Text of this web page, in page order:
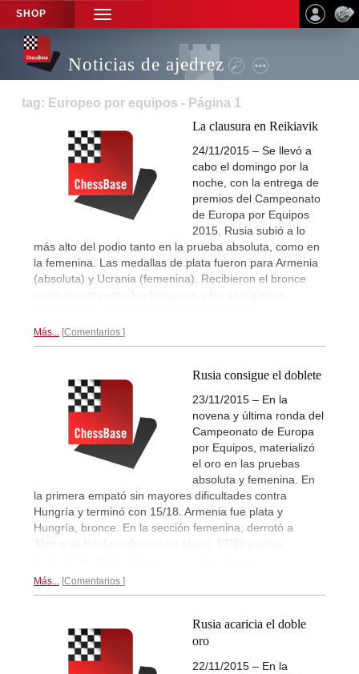
SHOP
TOGGLE
NAVIGATION
Noticias de ajedrez
tag: Europeo por equipos - Página 1
La clausura en Reikiavik
24/11/2015 – Se llevó a
cabo el domingo por la
noche, con la entrega de
premios del Campeonato
de Europa por Equipos
2015. Rusia subió a lo
más alto del podio tanto en la prueba absoluta, como en
la femenina. Las medallas de plata fueron para Armenia
(absoluta) y Ucrania (femenina). Recibieron el bronce
como recompensa los húngaros y las georgianas.
Más... Comentarios
Rusia consigue el doblete
23/11/2015 – En la
novena y última ronda del
Campeonato de Europa
por Equipos, materializó
el oro en las pruebas
absoluta y femenina. En
la primera empató sin mayores dificultades contra
Hungría y terminó con 15/18. Armenia fue plata y
Hungría, bronce. En la sección femenina, derrotó a
Alemania totalizando casi un pleno: 17/18 puntos.
Más... Comentarios
Rusia acaricia el doble
oro
22/11/2015 – En la